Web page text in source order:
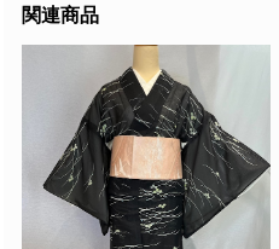
関連商品